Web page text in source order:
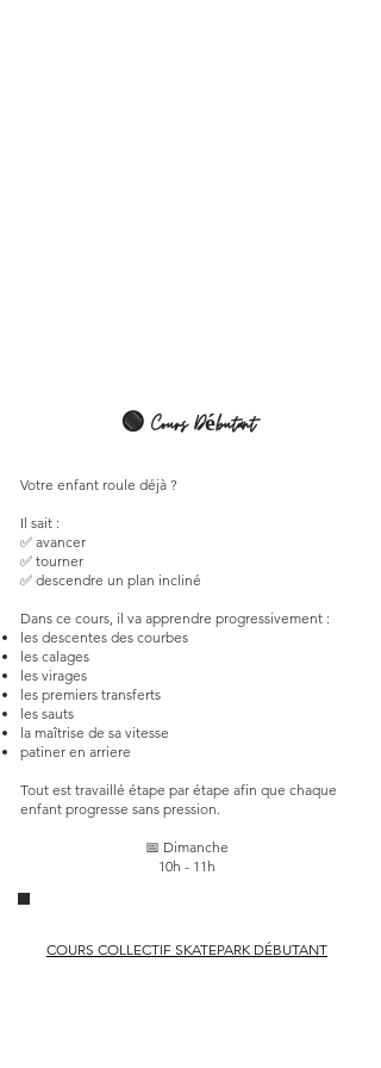
🟢 Cours Débutant
Votre enfant roule déjà ?
Il sait :
✅ avancer
✅ tourner
✅ descendre un plan incliné
Dans ce cours, il va apprendre progressivement :
les descentes des courbes
les calages
les virages
les premiers transferts
les sauts
la maîtrise de sa vitesse
patiner en arriere
Tout est travaillé étape par étape afin que chaque
enfant progresse sans pression.
📅 Dimanche
10h - 11h
COURS COLLECTIF SKATEPARK DÉBUTANT